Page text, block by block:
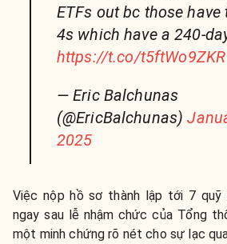
ETFs out bc those
4s which have a 240-
https://t.co/t5ftWo9ZKR
— Eric Balchunas
(@EricBalchunas)
2025
Việc nộp hồ sơ thành lập tới 7 quỹ
ngay sau lễ nhậm chức của Tổng
một minh chứng rõ nét cho sự lạc